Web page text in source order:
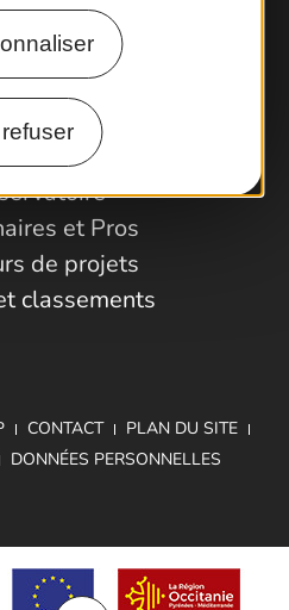
Pro
et Pros
de projets
classements
CONTACT
PLAN DU SITE
DONNÉES PERSONNELLES